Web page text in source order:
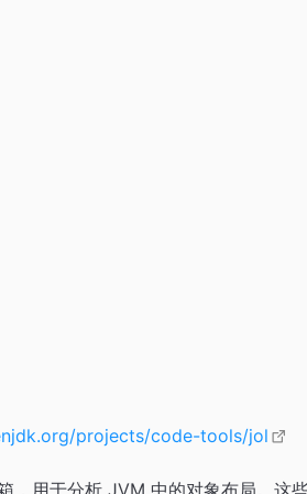
projects/code-tools/jol
用于分析 JVM 中的对象布局。这些